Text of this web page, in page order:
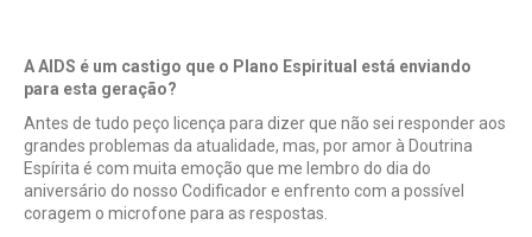
A AIDS é um castigo que o Plano Espiritual está enviando
para esta geração?
Antes de tudo peço licença para dizer que não sei responder aos
grandes problemas da atualidade, mas, por amor à Doutrina
Espírita é com muita emoção que me lembro do dia do
aniversário do nosso Codificador e enfrento com a possível
coragem o microfone para as respostas.